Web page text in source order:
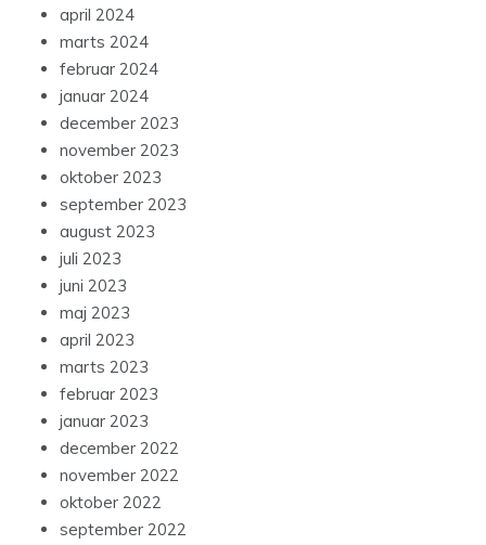
april 2024
marts 2024
februar 2024
januar 2024
december 2023
november 2023
oktober 2023
september 2023
august 2023
juli 2023
juni 2023
maj 2023
april 2023
marts 2023
februar 2023
januar 2023
december 2022
november 2022
oktober 2022
september 2022